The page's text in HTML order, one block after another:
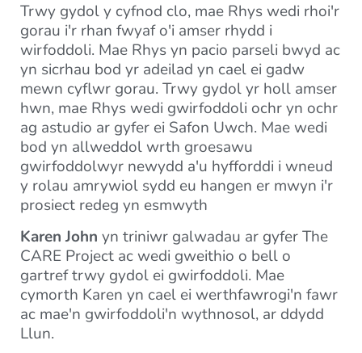
Trwy gydol y cyfnod clo, mae Rhys wedi rhoi'r
gorau i'r rhan fwyaf o'i amser rhydd i
wirfoddoli. Mae Rhys yn pacio parseli bwyd ac
yn sicrhau bod yr adeilad yn cael ei gadw
mewn cyflwr gorau. Trwy gydol yr holl amser
hwn, mae Rhys wedi gwirfoddoli ochr yn ochr
ag astudio ar gyfer ei Safon Uwch. Mae wedi
bod yn allweddol wrth groesawu
gwirfoddolwyr newydd a'u hyfforddi i wneud
y rolau amrywiol sydd eu hangen er mwyn i'r
prosiect redeg yn esmwyth
Karen John yn triniwr galwadau ar gyfer The
CARE Project ac wedi gweithio o bell o
gartref trwy gydol ei gwirfoddoli. Mae
cymorth Karen yn cael ei werthfawrogi'n fawr
ac mae'n gwirfoddoli'n wythnosol, ar ddydd
Llun.